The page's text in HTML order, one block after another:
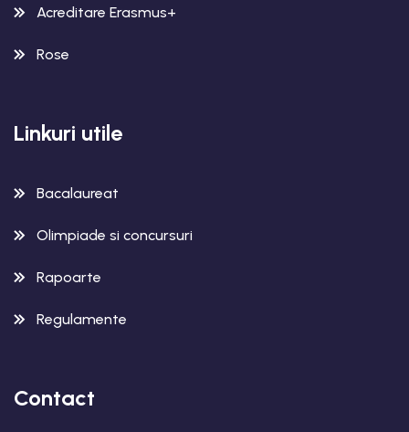
Acreditare Erasmus+
Rose
Linkuri utile
Bacalaureat
Olimpiade si concursuri
Rapoarte
Regulamente
Contact